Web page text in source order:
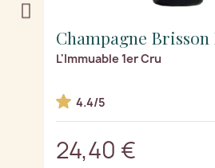
Champagne Brisson
L'Immuable 1er Cru
4.4/5
24,40 €